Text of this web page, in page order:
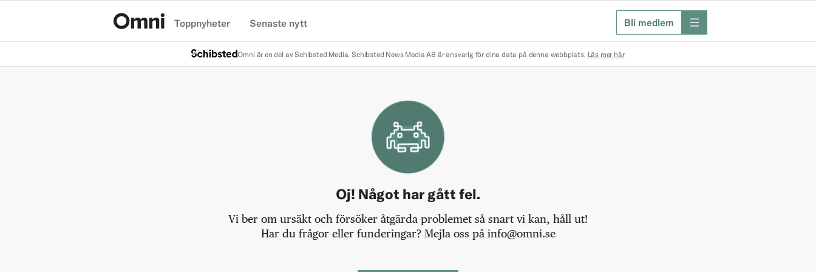
Toppnyheter Senaste nytt Bli medlem meny
Omni är en del av Schibsted Media. Schibsted News Media AB är ansvarig för dina data på denna webbplats. Läs mer här
Oj! Något har gått fel.
Vi ber om ursäkt och försöker åtgärda problemet så snart vi kan, håll ut!
Har du frågor eller funderingar? Mejla oss på info@omni.se